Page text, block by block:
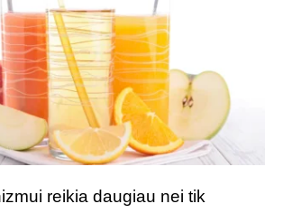
reikia daugiau nei tik